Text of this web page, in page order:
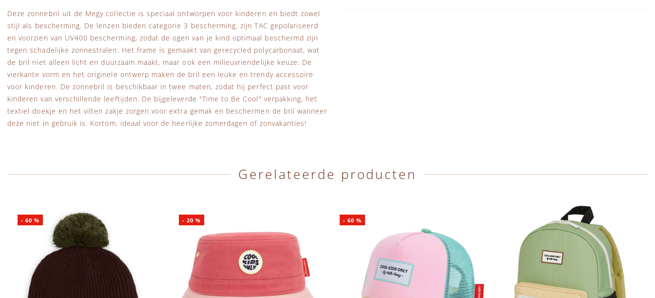
Deze zonnebril uit de Megy collectie is speciaal ontworpen voor kinderen en biedt zowel
stijl als bescherming. De lenzen bieden categorie 3 bescherming, zijn TAC gepolariseerd
en voorzien van UV400 bescherming, zodat de ogen van je kind optimaal beschermd zijn
tegen schadelijke zonnestralen. Het frame is gemaakt van gerecycled polycarbonaat, wat
de bril niet alleen licht en duurzaam maakt, maar ook een milieuvriendelijke keuze. De
vierkante vorm en het originele ontwerp maken de bril een leuke en trendy accessoire
voor kinderen. De zonnebril is beschikbaar in twee maten, zodat hij perfect past voor
kinderen van verschillende leeftijden. De bijgeleverde "Time to Be Cool" verpakking, het
textiel doekje en het vilten zakje zorgen voor extra gemak en beschermen de bril wanneer
deze niet in gebruik is. Kortom, ideaal voor de heerlijke zomerdagen of zonvakanties!
Gerelateerde producten
-60 % - 20 % -60 %